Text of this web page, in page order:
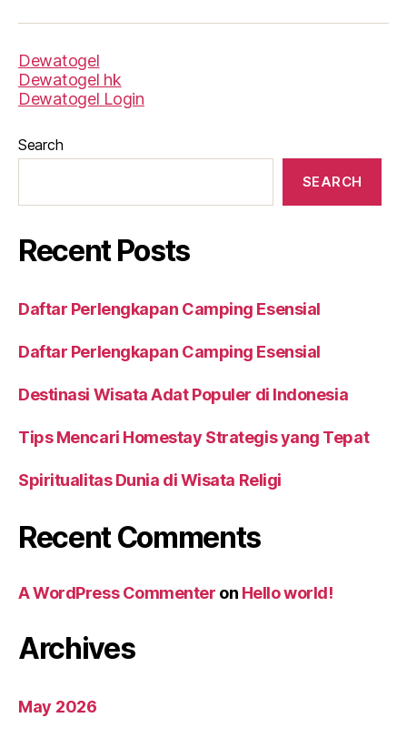
Dewatogel
Dewatogel hk
Dewatogel Login
Search
SEARCH
Recent Posts
Daftar Perlengkapan Camping Esensial
Daftar Perlengkapan Camping Esensial
Destinasi Wisata Adat Populer di Indonesia
Tips Mencari Homestay Strategis yang Tepat
Spiritualitas Dunia di Wisata Religi
Recent Comments
A WordPress Commenter on Hello world!
Archives
May 2026